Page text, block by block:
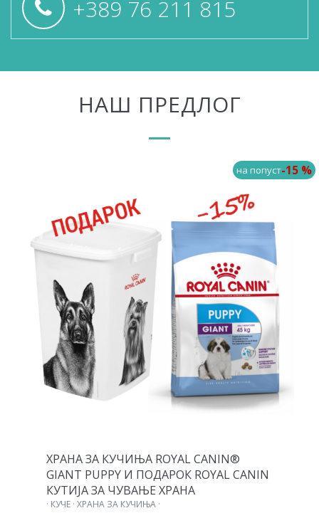
+389 76 211 815
НАШ ПРЕДЛОГ
на попуст-15 %
ХРАНА ЗА КУЧИЊА ROYAL CANIN®
GIANT PUPPY И ПОДАРОК ROYAL CANIN
КУТИЈА ЗА ЧУВАЊЕ ХРАНА
· КУЧЕ · ХРАНА ЗА КУЧИЊА ·